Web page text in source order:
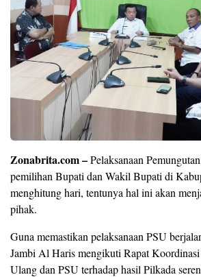
Zonabrita.com –Pelaksanaan
pemilihan Bupati dan Wakil Bupati di
menghitung hari, tentunya hal ini akan
pihak.
Guna memastikan pelaksanaan PSU
Jambi Al Haris mengikuti Rapat
Ulang dan PSU terhadap hasil Pilkada